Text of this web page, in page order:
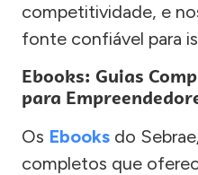
competitividade, e
fonte confiável para
Ebooks: Guias
para
Os Ebooks do
completos que